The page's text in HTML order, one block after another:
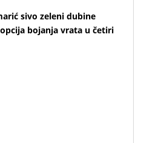
sivo zeleni dubine
bojanja vrata u četiri